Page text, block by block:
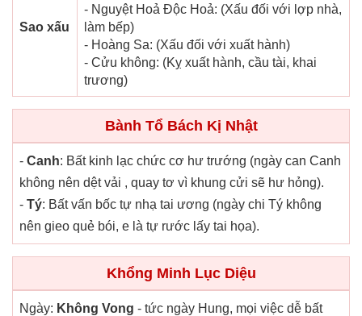
Sao xấu
- Nguyệt Hoả Độc Hoả: (Xấu đối với lợp nhà,
làm bếp)
- Hoàng Sa: (Xấu đối với xuất hành)
- Cửu không: (Kỵ xuất hành, cầu tài, khai
trương)
Bành Tổ Bách Kị Nhật
- Canh: Bất kinh lạc chức cơ hư trướng (ngày can Canh
không nên dệt vải , quay tơ vì khung cửi sẽ hư hỏng).
- Tý: Bất vấn bốc tự nhạ tai ương (ngày chi Tý không
nên gieo quẻ bói, e là tự rước lấy tai họa).
Khổng Minh Lục Diệu
Ngày: Không Vong - tức ngày Hung, mọi việc dễ bất